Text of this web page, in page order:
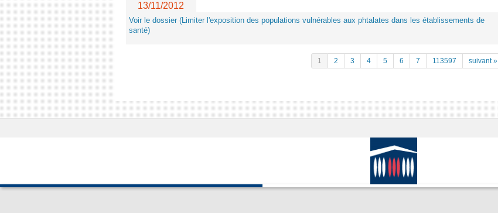
13/11/2012
Voir le dossier (Limiter l'exposition des populations vulnérables aux phtalates dans les établissements de
santé)
1 2 3 4 5 6 7 113597 suivant »